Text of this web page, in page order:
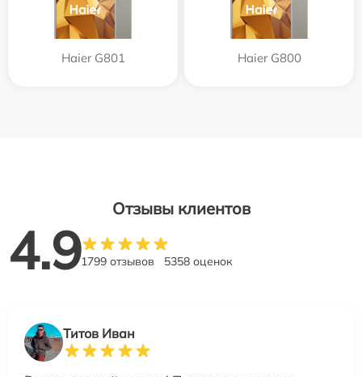
Haier G801 Haier G800
Отзывы клиентов
4.91799 отзывов 5358 оценок
Титов Иван